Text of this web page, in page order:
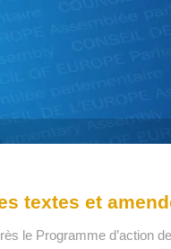
textes et
le Programme d’action